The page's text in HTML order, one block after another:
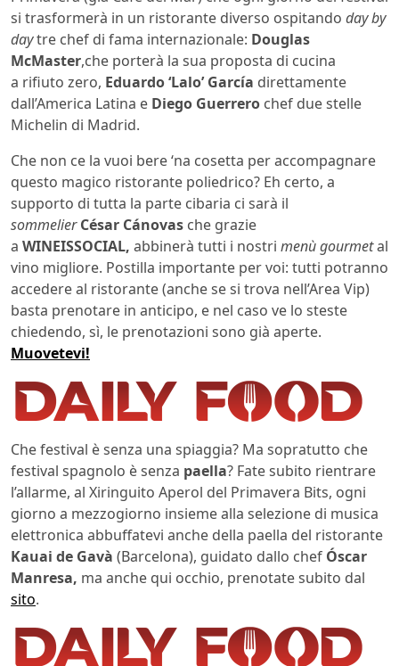
si trasformerà in un ristorante diverso ospitando day by
daytre chef di fama internazionale: Douglas
McMaster,che porterà la sua proposta di cucina
a rifiuto zero, Eduardo ‘Lalo’ García direttamente
dall’America Latina e Diego Guerrero chef due stelle
Michelin di Madrid.
Che non ce la vuoi bere ‘na cosetta per accompagnare
questo magico ristorante poliedrico? Eh certo, a
supporto di tutta la parte cibaria ci sarà il
sommelierCésar Cánovas che grazie
a WINEISSOCIAL, abbinerà tutti i nostri menù gourmetal
vino migliore. Postilla importante per voi: tutti potranno
accedere al ristorante (anche se si trova nell’Area Vip)
basta prenotare in anticipo, e nel caso ve lo steste
chiedendo, sì, le prenotazioni sono già aperte.
Muovetevi!
Che festival è senza una spiaggia? Ma sopratutto che
festival spagnolo è senza paella? Fate subito rientrare
l’allarme, al Xiringuito Aperol del Primavera Bits, ogni
giorno a mezzogiorno insieme alla selezione di musica
elettronica abbuffatevi anche della paella del ristorante
Kauai de Gavà (Barcelona), guidato dallo chef Óscar
Manresa, ma anche qui occhio, prenotate subito dal
sito.